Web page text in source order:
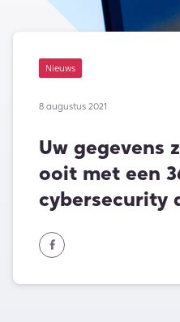
Nieuws
8 augustus 2021
Uw gegevens
ooit met een
cybersecurity